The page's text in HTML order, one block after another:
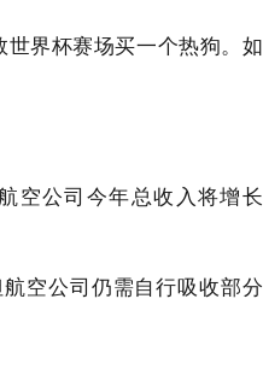
界杯赛场买一个热狗。如
空公司今年总收入将增长
空公司仍需自行吸收部分